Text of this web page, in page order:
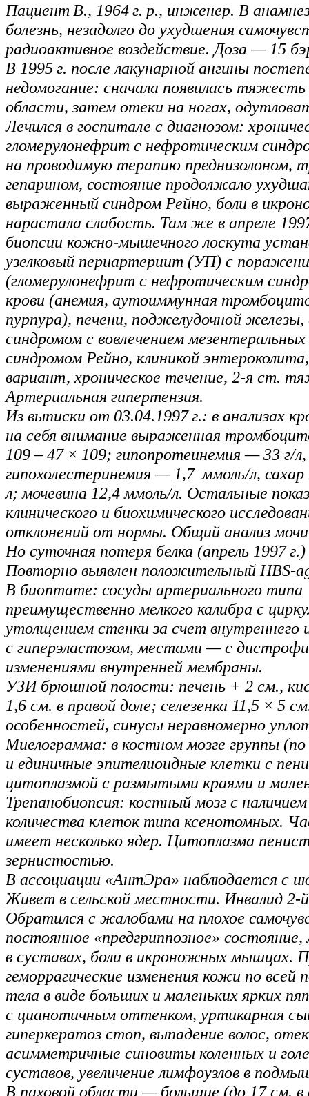
Пациент В., 1964 г. р., инженер. В
болезнь, незадолго до ухудшения
радиоактивное воздействие. Доза — 15
В 1995 г. после лакунарной ангины
недомогание: сначала появилась тяжесть
области, затем отеки на ногах,
Лечился в госпитале с диагнозом:
гломерулонефрит с нефротическим
на проводимую терапию преднизолоном,
гепарином, состояние продолжало
выраженный синдром Рейно, боли в
нарастала слабость. Там же в апреле
биопсии кожно-мышечного лоскута
узелковый периартериит (УП) с
(гломерулонефрит с нефротическим
крови (анемия, аутоиммунная
пурпура), печени, поджелудочной
синдромом с вовлечением мезентеральных
синдромом Рейно, клиникой
вариант, хроническое течение, 2-я ст.
Артериальная гипертензия.
Из выписки от 03.04.1997 г.: в анализах
на себя внимание выраженная
109 – 47 × 109; гипопротеинемия — 33 г/л,
гипохолестеринемия — 1,7 ммоль/л, сахар
л; мочевина 12,4 ммоль/л. Остальные
клинического и биохимического
отклонений от нормы. Общий анализ
Но суточная потеря белка (апрель 1997
Повторно выявлен положительный HBS-
В биоптате: сосуды артериального типа
преимущественно мелкого калибра с
утолщением стенки за счет внутреннего
с гиперэластозом, местами — с
изменениями внутренней мембраны.
УЗИ брюшной полости: печень + 2 см.,
1,6 см. в правой доле; селезенка 11,5 × 5
особенностей, синусы неравномерно
Миелограмма: в костном мозге группы
и единичные эпителиоидные клетки с
цитоплазмой с размытыми краями и
Трепанобиопсия: костный мозг с
количества клеток типа ксенотомных.
имеет несколько ядер. Цитоплазма
зернистостью.
В ассоциации «АнтЭра» наблюдается с
Живет в сельской местности. Инвалид 2-
Обратился с жалобами на плохое
постоянное «предгриппозное»
в суставах, боли в икроножных мышцах.
геморрагические изменения кожи по всей
тела в виде больших и маленьких ярких
с цианотичным оттенком, уртикарная
гиперкератоз стоп, выпадение волос,
асимметричные синовиты коленных и
суставов, увеличение лимфоузлов в
В паховой области — большие (до 17 см.